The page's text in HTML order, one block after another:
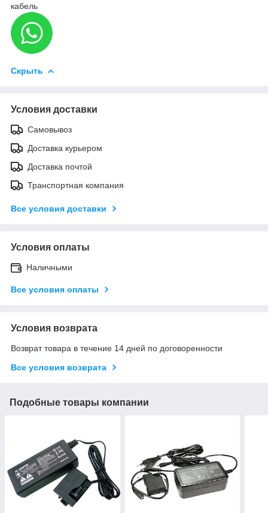
кабель
Скрыть
Условия доставки
Самовывоз
Доставка курьером
Доставка почтой
Транспортная компания
Все условия доставки
Условия оплаты
Наличными
Все условия оплаты
Условия возврата
Возврат товара в течение 14 дней по договоренности
Все условия возврата
Подобные товары компании